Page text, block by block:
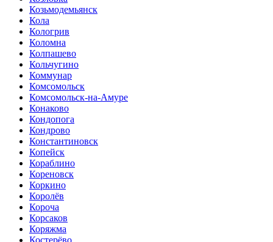
Козьмодемьянск
Кола
Кологрив
Коломна
Колпашево
Кольчугино
Коммунар
Комсомольск
Комсомольск-на-Амуре
Конаково
Кондопога
Кондрово
Константиновск
Копейск
Кораблино
Кореновск
Коркино
Королёв
Короча
Корсаков
Коряжма